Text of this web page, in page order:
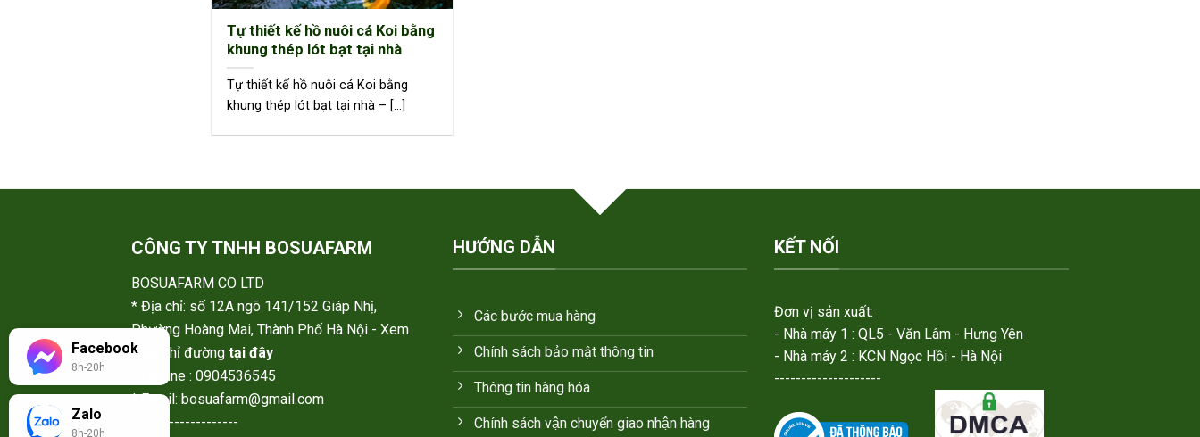
Tự thiết kế hồ nuôi cá Koi bằng
khung thép lót bạt tại nhà
Tự thiết kế hồ nuôi cá Koi bằng
khung thép lót bạt tại nhà – [...]
CÔNG TY TNHH BOSUAFARM
BOSUAFARM CO LTD
* Địa chỉ: số 12A ngõ 141/152 Giáp Nhị,
Phường Hoàng Mai, Thành Phố Hà Nội - Xem
Map chỉ đường tại đây
* Hotline : 0904536545
* Email: bosuafarm@gmail.com
--------------------
HƯỚNG DẪN
Các bước mua hàng
Chính sách bảo mật thông tin
Thông tin hàng hóa
Chính sách vận chuyển giao nhận hàng
KẾT NỐI
Đơn vị sản xuất:
- Nhà máy 1 : QL5 - Văn Lâm - Hưng Yên
- Nhà máy 2 : KCN Ngọc Hồi - Hà Nội
--------------------
Facebook
8h-20h
Zalo
8h-20h